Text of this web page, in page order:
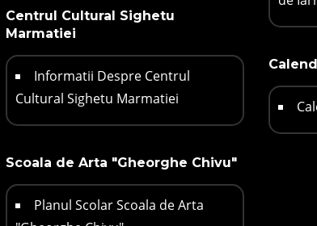
Centrul Cultural Sighetu
Marmatiei
Informatii Despre Centrul
Cultural Sighetu Marmatiei
Scoala de Arta "Gheorghe Chivu"
Planul Scolar Scoala de Arta